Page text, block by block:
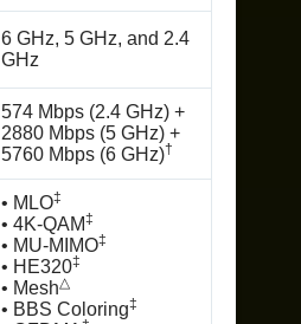
6 GHz, 5 GHz, and 2.4
GHz
574 Mbps (2.4 GHz) +
2880 Mbps (5 GHz) +
5760 Mbps (6 GHz)†
• MLO‡
• 4K-QAM‡
• MU-MIMO‡
• HE320‡
• Mesh△
• BBS Coloring‡